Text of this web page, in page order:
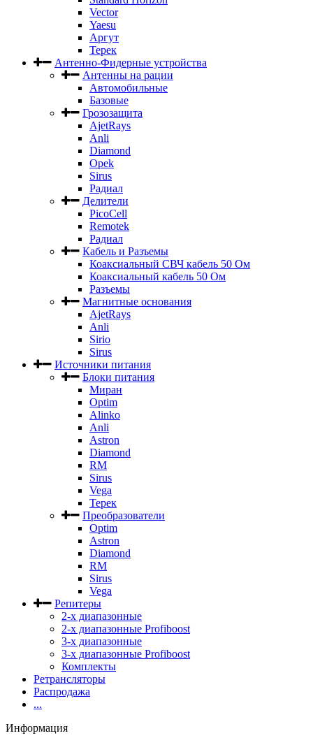
Vector
Yaesu
Аргут
Терек
Антенно-Фидерные устройства
Антенны на рации
Автомобильные
Базовые
Грозозащита
AjetRays
Anli
Diamond
Opek
Sirus
Радиал
Делители
PicoCell
Remotek
Радиал
Кабель и Разъемы
Коаксиальный СВЧ кабель 50 Ом
Коаксиальный кабель 50 Ом
Разъемы
Магнитные основания
AjetRays
Anli
Sirio
Sirus
Источники питания
Блоки питания
Миран
Optim
Alinko
Anli
Astron
Diamond
RM
Sirus
Vega
Терек
Преобразователи
Optim
Astron
Diamond
RM
Sirus
Vega
Репитеры
2-х диапазонные
2-х диапазонные Profiboost
3-х диапазонные
3-х диапазонные Profiboost
Комплекты
Ретрансляторы
Распродажа
...
Информация